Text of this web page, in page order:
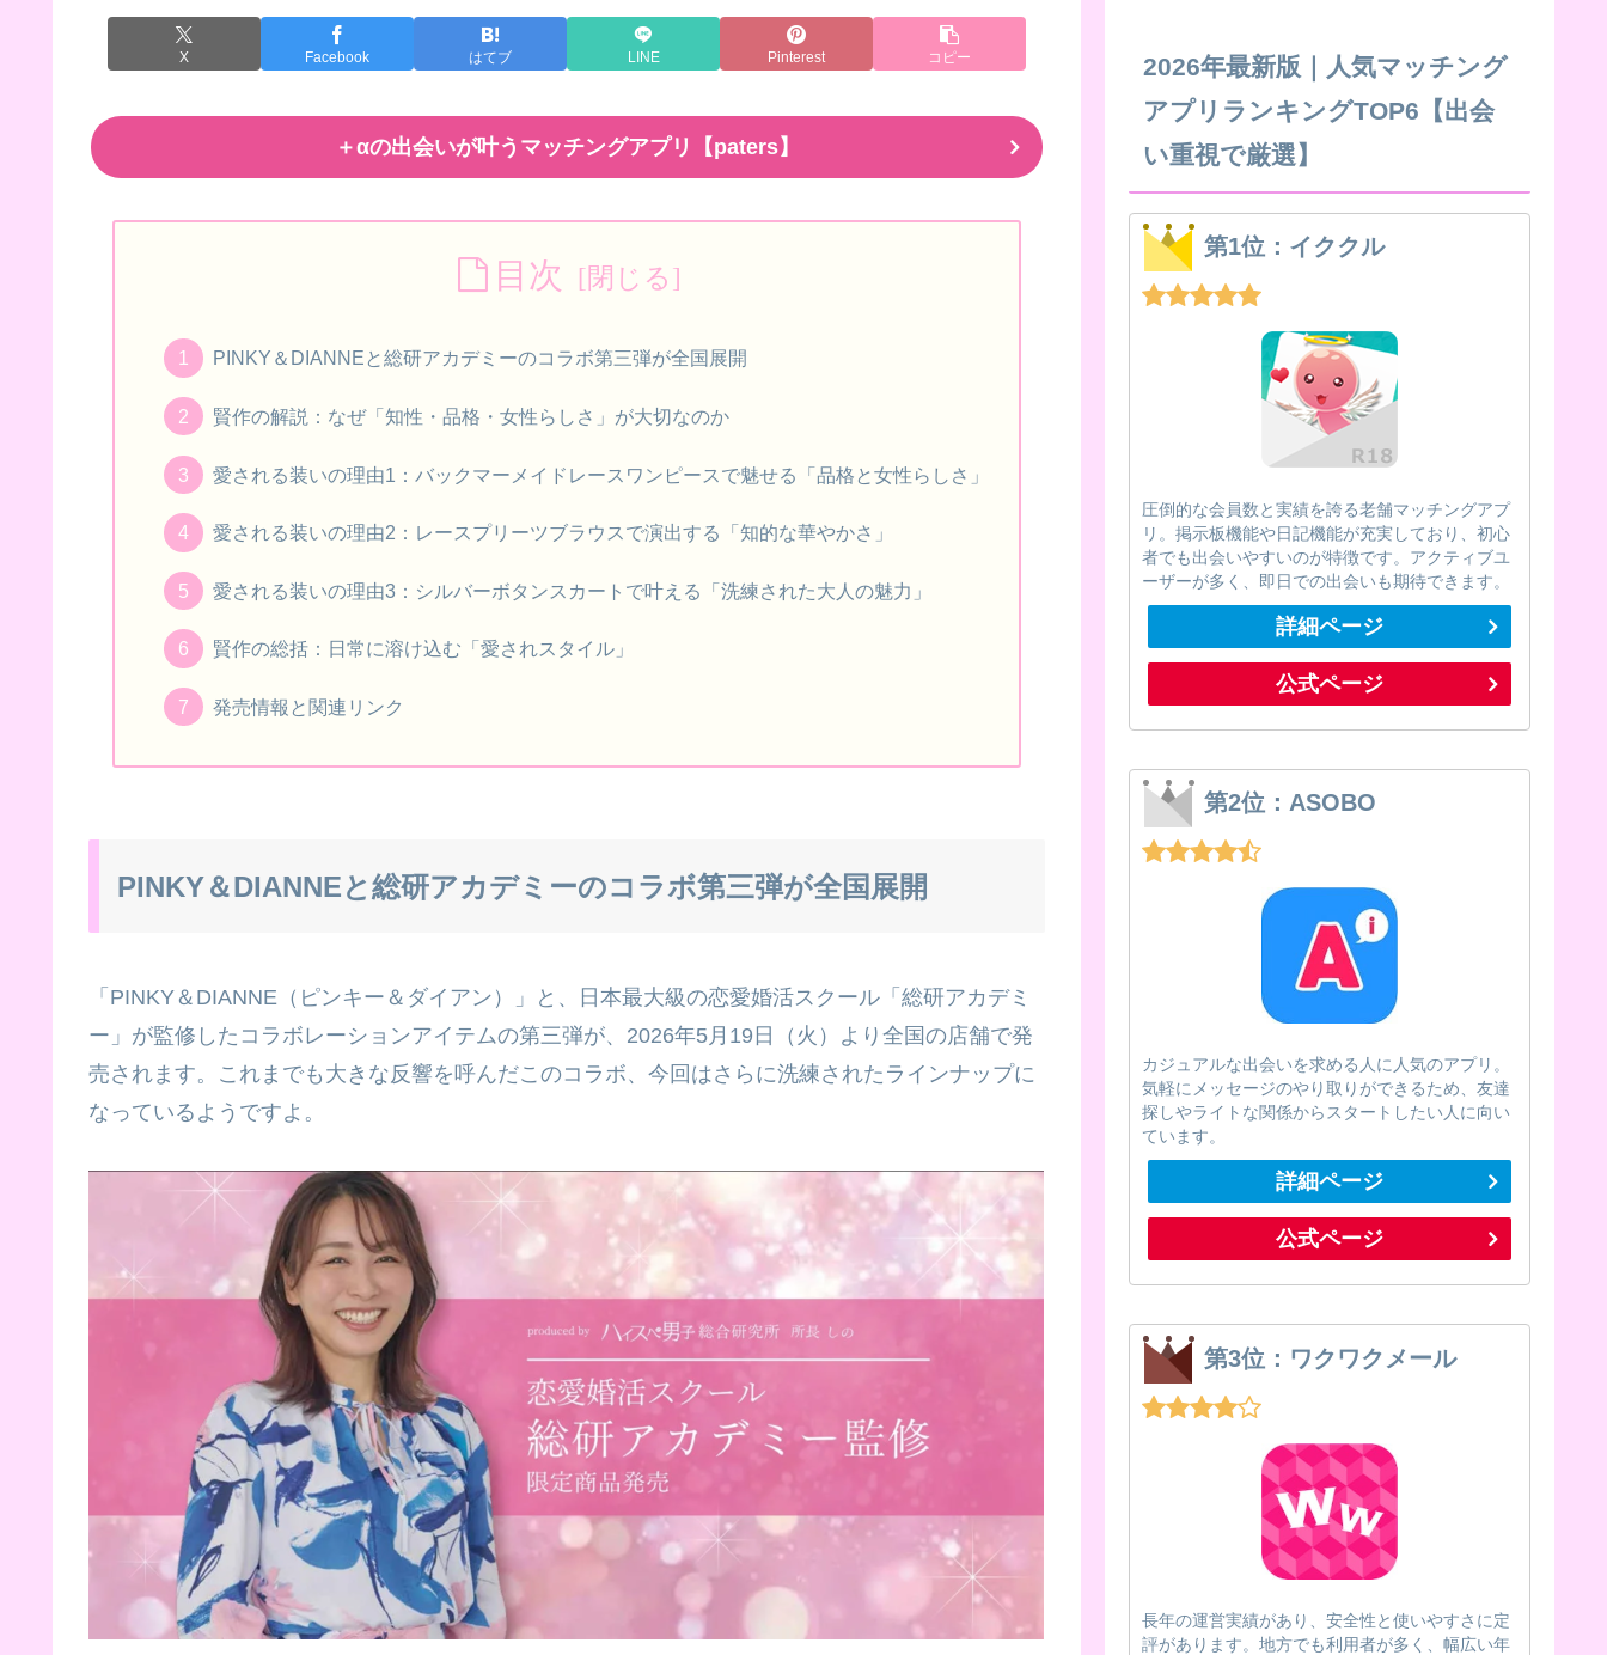
X Facebook はてブ LINE Pinterest コピー
＋αの出会いが叶うマッチングアプリ【paters】
目次
PINKY＆DIANNEと総研アカデミーのコラボ第三弾が全国展開
賢作の解説：なぜ「知性・品格・女性らしさ」が大切なのか
愛される装いの理由1：バックマーメイドレースワンピースで魅せる「品格と女性らしさ」
愛される装いの理由2：レースプリーツブラウスで演出する「知的な華やかさ」
愛される装いの理由3：シルバーボタンスカートで叶える「洗練された大人の魅力」
賢作の総括：日常に溶け込む「愛されスタイル」
発売情報と関連リンク
PINKY＆DIANNEと総研アカデミーのコラボ第三弾が全国展開
「PINKY＆DIANNE（ピンキー＆ダイアン）」と、日本最大級の恋愛婚活スクール「総研アカデミ
ー」が監修したコラボレーションアイテムの第三弾が、2026年5月19日（火）より全国の店舗で発
売されます。これまでも大きな反響を呼んだこのコラボ、今回はさらに洗練されたラインナップに
なっているようですよ。
2026年最新版｜人気マッチング
アプリランキングTOP6【出会
い重視で厳選】
第1位：イククル
圧倒的な会員数と実績を誇る老舗マッチングアプ
リ。掲示板機能や日記機能が充実しており、初心
者でも出会いやすいのが特徴です。アクティブユ
ーザーが多く、即日での出会いも期待できます。
詳細ページ
公式ページ
第2位：ASOBO
カジュアルな出会いを求める人に人気のアプリ。
気軽にメッセージのやり取りができるため、友達
探しやライトな関係からスタートしたい人に向い
ています。
詳細ページ
公式ページ
第3位：ワクワクメール
長年の運営実績があり、安全性と使いやすさに定
評があります。地方でも利用者が多く、幅広い年